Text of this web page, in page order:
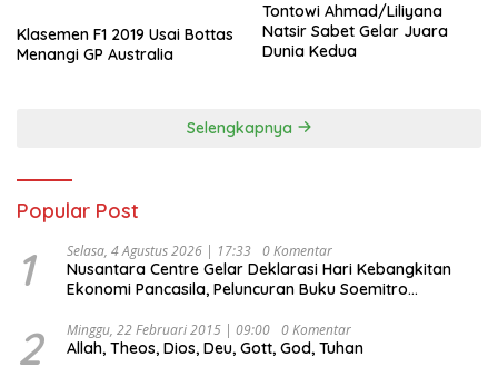
Klasemen F1 2019 Usai Bottas
Menangi GP Australia
Tontowi Ahmad/Liliyana
Natsir Sabet Gelar Juara
Dunia Kedua
Selengkapnya
Popular Post
1 Selasa, 4 Agustus 2026 | 17:33 0 Komentar
Nusantara Centre Gelar Deklarasi Hari Kebangkitan
Ekonomi Pancasila, Peluncuran Buku Soemitro
Ekonomi Politik Indonesia) & Simposium Nasional
“Urgensi Undang-Undang Perekonomian Nasional dan
2 Minggu, 22 Februari 2015 | 09:00 0 Komentar
Allah, Theos, Dios, Deu, Gott, God, Tuhan